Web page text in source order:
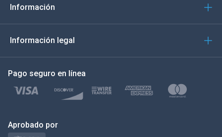
Italiano
Türkçe
Polski
日本
Información
Información legal
Pago seguro en línea
Aprobado por